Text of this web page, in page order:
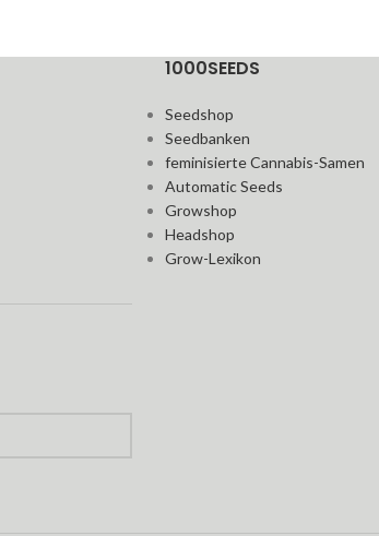
1000SEEDS
Seedshop
Seedbanken
feminisierte Cannabis-Samen
Automatic Seeds
Growshop
Headshop
Grow-Lexikon